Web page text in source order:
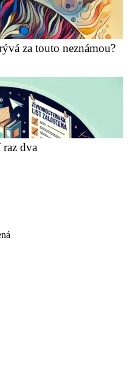
za touto neznámou?
dva